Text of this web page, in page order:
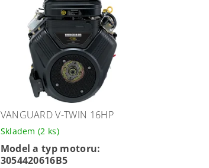
VANGUARD V-TWIN 16HP
Skladem(2 ks)
Model a typ motoru:
3054420616B5